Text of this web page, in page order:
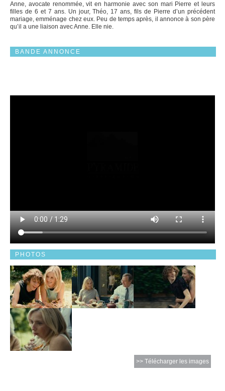
Anne, avocate renommée, vit en harmonie avec son mari Pierre et leurs
filles de 6 et 7 ans. Un jour, Théo, 17 ans, fils de Pierre d’un précédent
mariage, emménage chez eux. Peu de temps après, il annonce à son père
qu’il a une liaison avec Anne. Elle nie.
BANDE ANNONCE
PHOTOS
>> Télécharger les images